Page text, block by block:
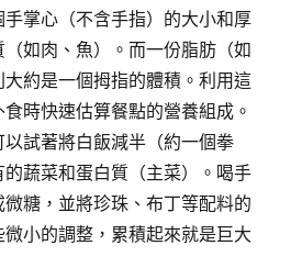
手掌心（不含手指）的大小和厚
如肉、魚）。而一份脂肪（如
約是一個拇指的體積。利用這
時快速估算餐點的營養組成。
試著將白飯減半（約一個拳
蔬菜和蛋白質（主菜）。喝手
糖，並將珍珠、布丁等配料的
小的調整，累積起來就是巨大